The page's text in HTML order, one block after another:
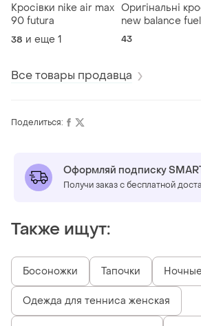
Кросівки nike air max
90 futura
38 и еще 1
Оригінальні
new balance
urge v2
43
Все товары продавца
Поделиться:
Оформляй подписку
Получи заказ с бесплатной
Также ищут:
Босоножки Тапочки
Одежда для тенниса женская